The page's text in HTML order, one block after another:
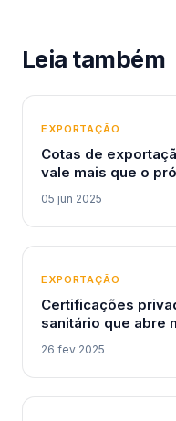
Leia também
EXPORTAÇÃO
Cotas de
vale mais que o
05 jun 2025
EXPORTAÇÃO
Certificações
sanitário que abre
26 fev 2025